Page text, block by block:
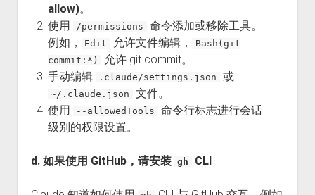
allow)。
使用
/permissions
命令添加或移除工具。
例如，
Edit 允许文件编辑，
Bash(git
commit:*)
允许 git commit。
手动编辑
.claude/settings.json 或
~/.claude.json
文件。
使用
--allowedTools
命令行标志进行会话
级别的权限设置。
d. 如果使用 GitHub，请安装 gh CLI